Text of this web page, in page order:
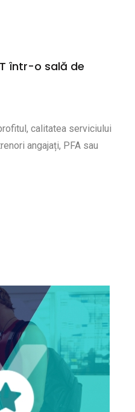
într-o sală de
calitatea serviciului
angajați, PFA sau